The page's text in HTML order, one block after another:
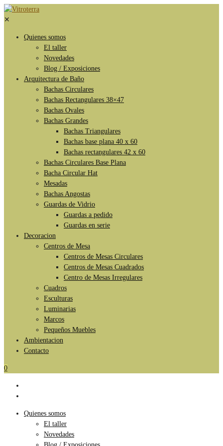
✕
Quienes somos
El taller
Novedades
Blog / Exposiciones
Arquitectura de Baño
Bachas Circulares
Bachas Rectangulares 38×47
Bachas Ovales
Bachas Grandes
Bachas Triangulares
Bachas base plana 40 x 60
Bachas rectangulares 42 x 60
Bachas Circulares Base Plana
Bacha Circular Hat
Mesadas
Bachas Angostas
Guardas de Vidrio
Guardas a pedido
Guardas en serie
Decoracion
Centros de Mesa
Centros de Mesas Circulares
Centros de Mesas Cuadrados
Centro de Mesas Irregulares
Cuadros
Esculturas
Luminarias
Marcos
Pequeños Muebles
Ambientacion
Contacto
0
Quienes somos
El taller
Novedades